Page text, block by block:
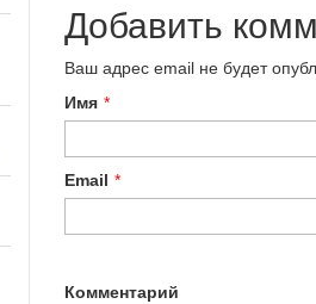
Добавить
Ваш адрес email не будет
Имя *
Email *
Комментарий